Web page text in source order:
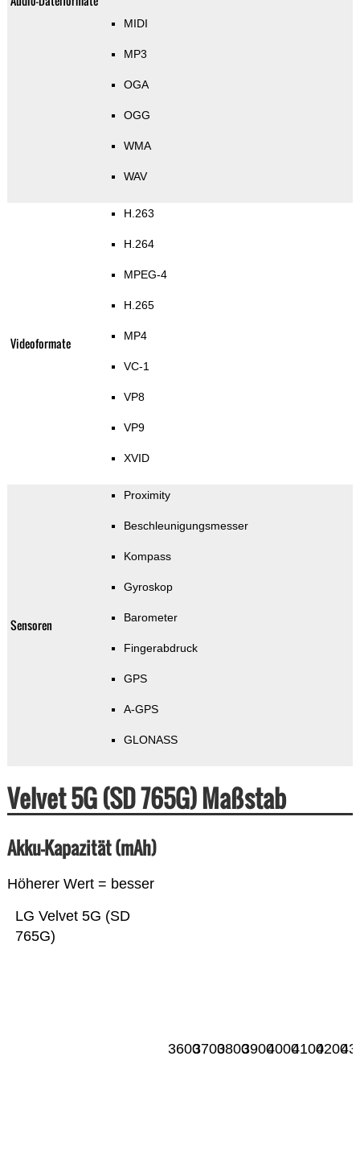
MIDI
MP3
OGA
OGG
WMA
WAV
Videoformate
H.263
H.264
MPEG-4
H.265
MP4
VC-1
VP8
VP9
XVID
Sensoren
Proximity
Beschleunigungsmesser
Kompass
Gyroskop
Barometer
Fingerabdruck
GPS
A-GPS
GLONASS
Velvet 5G (SD 765G) Maßstab
Akku-Kapazität (mAh)
Höherer Wert = besser
LG Velvet 5G (SD
765G)
3600370038003900400041004200